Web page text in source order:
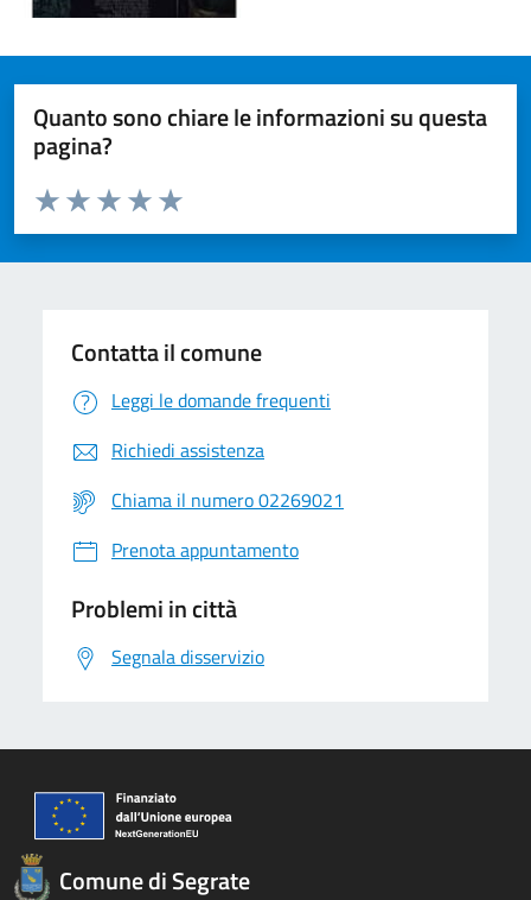
Quanto sono chiare le informazioni su questa
pagina?
Valuta da 1 a 5 stelle la pagina
Valuta 5 stelle su 5
Valuta 4 stelle su 5
Valuta 3 stelle su 5
Valuta 2 stelle su 5
Valuta 1 stelle su 5
Contatta il comune
Leggi le domande frequenti
Richiedi assistenza
Chiama il numero 02269021
Prenota appuntamento
Problemi in città
Segnala disservizio
Comune di Segrate